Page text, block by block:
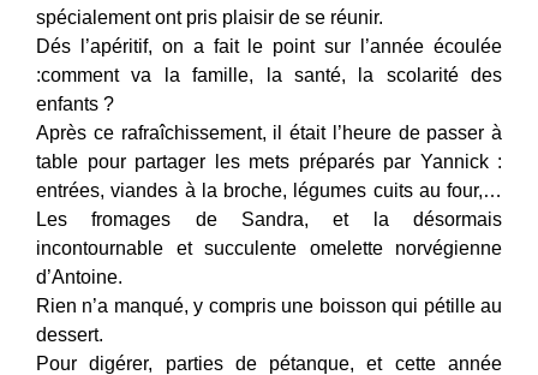
spécialement ont pris plaisir de se réunir.
Dés l’apéritif, on a fait le point sur l’année écoulée
:comment va la famille, la santé, la scolarité des
enfants ?
Après ce rafraîchissement, il était l’heure de passer à
table pour partager les mets préparés par Yannick :
entrées, viandes à la broche, légumes cuits au four,…
Les fromages de Sandra, et la désormais
incontournable et succulente omelette norvégienne
d’Antoine.
Rien n’a manqué, y compris une boisson qui pétille au
dessert.
Pour digérer, parties de pétanque, et cette année